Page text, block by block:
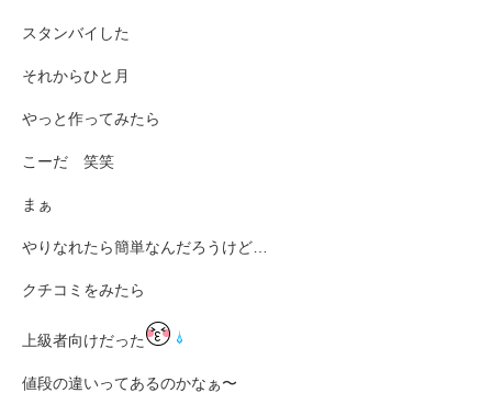
スタンバイした
それからひと月
やっと作ってみたら
こーだ 笑笑
まぁ
やりなれたら簡単なんだろうけど…
クチコミをみたら
上級者向けだった
値段の違いってあるのかなぁ〜